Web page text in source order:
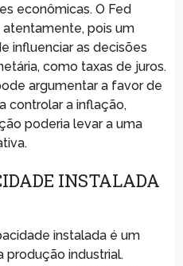
econômicas. O Fed
pois um
influenciar as decisões
como taxas de juros.
argumentar a favor de
controlar a inflação,
poderia levar a uma
INSTALADA
instalada é um
industrial.